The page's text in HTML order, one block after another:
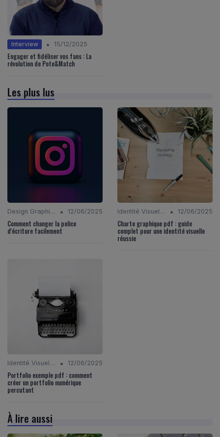
Interview • 15/12/2025
Engager et fidéliser vos fans : La
révolution de Pote&Match
Les plus lus
Design Graphique • 12/06/2025
Comment changer la police
d'écriture facilement
Identité Visuelle et Branding • 12/06/2025
Charte graphique pdf : guide
complet pour une identité visuelle
réussie
Identité Visuelle et Branding • 12/06/2025
Portfolio exemple pdf : comment
créer un portfolio numérique
percutant
À lire aussi